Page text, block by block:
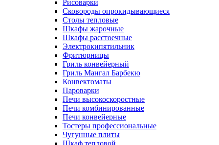
Рисоварки
Сковороды опрокидывающиеся
Столы тепловые
Шкафы жарочные
Шкафы расстоечные
Электрокипятильник
Фритюрницы
Гриль конвейерный
Гриль Мангал Барбекю
Конвектоматы
Пароварки
Печи высокоскоростные
Печи комбинированные
Печи конвейерные
Тостеры профессиональные
Чугунные плиты
Шкаф тепловой